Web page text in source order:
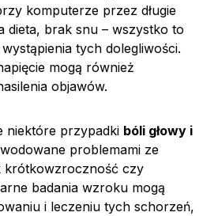
komputerze przez długie
dieta, brak snu – wszystko to
tych dolegliwości.
mogą również
objawów.
niektóre przypadki bóli głowy i
problemami ze
krótkowzroczność czy
badania wzroku mogą
i leczeniu tych schorzeń,